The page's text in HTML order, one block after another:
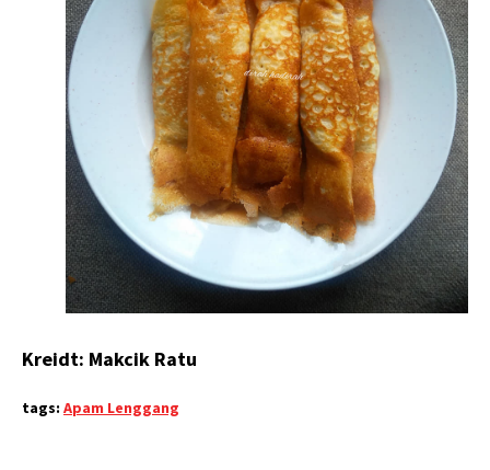
Kreidt: Makcik Ratu
tags: Apam Lenggang